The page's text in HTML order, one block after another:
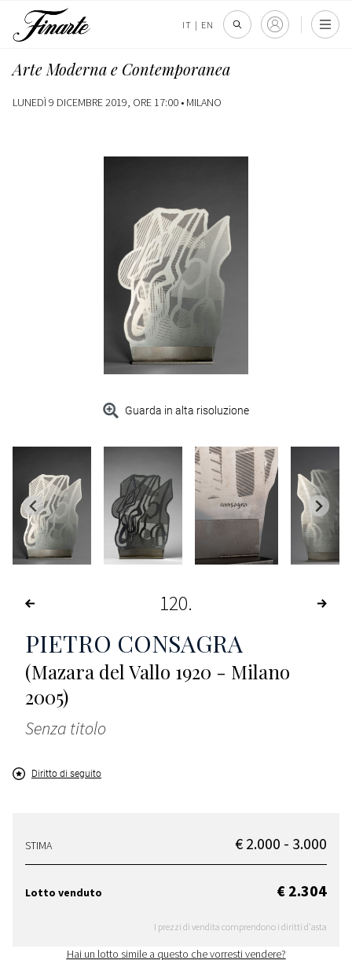
IT | EN
Arte Moderna e Contemporanea
LUNEDÌ 9 DICEMBRE 2019, ORE 17:00 • MILANO
Guarda in alta risoluzione
120
PIETRO CONSAGRA
(Mazara del Vallo 1920 - Milano
2005)
Senza titolo
Diritto di seguito
STIMA € 2.000 - 3.000
Lotto venduto € 2.304
I prezzi di vendita comprendono i diritti d'asta
Hai un lotto simile a questo che vorresti vendere?